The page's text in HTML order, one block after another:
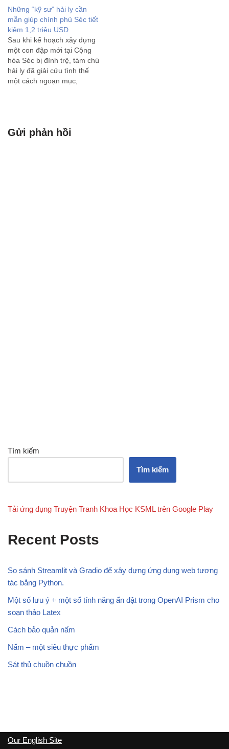
Những “kỹ sư” hải ly cần
mẫn giúp chính phủ Séc tiết
kiệm 1,2 triệu USD
Sau khi kế hoạch xây dựng
một con đập mới tại Cộng
hòa Séc bị đình trệ, tám chú
hải ly đã giải cứu tình thế
một cách ngoạn mục,
Gửi phản hồi
Tìm kiếm
Tìm kiếm
Tải ứng dụng Truyện Tranh Khoa Học KSML trên Google Play
Recent Posts
So sánh Streamlit và Gradio để xây dựng ứng dụng web tương
tác bằng Python.
Một số lưu ý + một số tính năng ẩn dật trong OpenAI Prism cho
soạn thảo Latex
Cách bảo quản nấm
Nấm – một siêu thực phẩm
Sát thủ chuồn chuồn
Our English Site